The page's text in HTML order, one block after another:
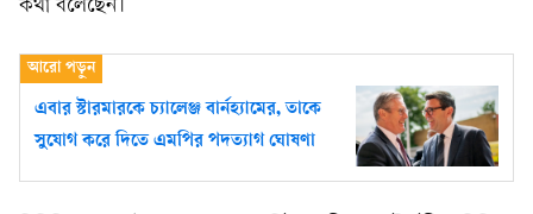
কথা বলেছেন।
এবার স্টারমারকে চ্যালেঞ্জ বার্নহ্যামের, তাকে
সুযোগ করে দিতে এমপির পদত্যাগ ঘোষণা